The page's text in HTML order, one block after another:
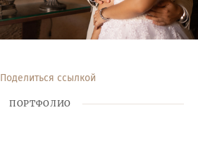
Поделиться ссылкой
ПОРТФОЛИО